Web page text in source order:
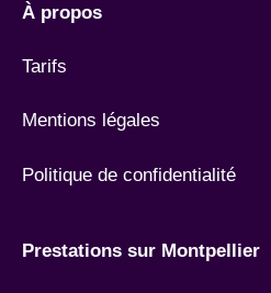
À propos
Tarifs
Mentions légales
Politique de confidentialité
Prestations sur Montpellier